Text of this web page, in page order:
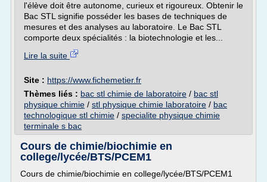
l'élève doit être autonome, curieux et rigoureux. Obtenir le
Bac STL signifie posséder les bases de techniques de
mesures et des analyses au laboratoire. Le Bac STL
comporte deux spécialités : la biotechnologie et les...
Lire la suite
Site : https://www.fichemetier.fr
Thèmes liés : bac stl chimie de laboratoire / bac stl
physique chimie / stl physique chimie laboratoire / bac
technologique stl chimie / specialite physique chimie
terminale s bac
Cours de chimie/biochimie en
college/lycée/BTS/PCEM1
Cours de chimie/biochimie en college/lycée/BTS/PCEM1